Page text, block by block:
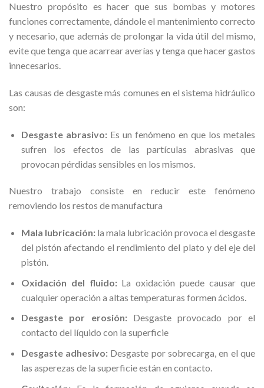
Nuestro propósito es hacer que sus bombas y motores
funciones correctamente, dándole el mantenimiento correcto
y necesario, que además de prolongar la vida útil del mismo,
evite que tenga que acarrear averías y tenga que hacer gastos
innecesarios.
Las causas de desgaste más comunes en el sistema hidráulico
son:
Desgaste abrasivo:Es un fenómeno en que los metales
sufren los efectos de las partículas abrasivas que
provocan pérdidas sensibles en los mismos.
Nuestro trabajo consiste en reducir este fenómeno
removiendo los restos de manufactura
Mala lubricación:la mala lubricación provoca el desgaste
del pistón afectando el rendimiento del plato y del eje del
pistón.
Oxidación del fluido:La oxidación puede causar que
cualquier operación a altas temperaturas formen ácidos.
Desgaste por erosión:Desgaste provocado por el
contacto del líquido con la superficie
Desgaste adhesivo: Desgaste por sobrecarga, en el que
las asperezas de la superficie están en contacto.